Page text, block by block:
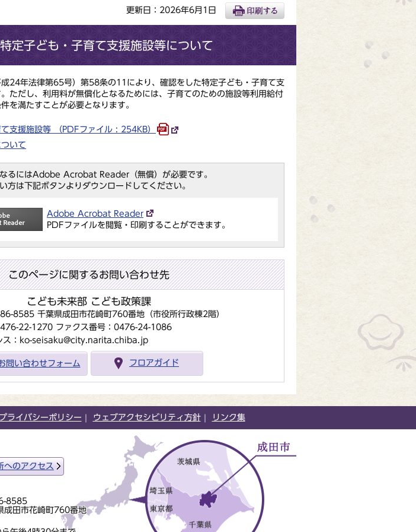
更新日：2026年6月1日
定子ども・子育て支援施設等について
24年法律第65号）第58条の11により、確認をした特定子ども・子育て支
ただし、利用料が無償化となるためには、子育てのための施設等利用給付
を満たすことが必要となります。
支援施設等 （PDFファイル : 254KB）
いて
るにはAdobe Acrobat Reader（無償）が必要です。
方は下記ボタンよりダウンロードしてください。
Adobe Acrobat Reader
PDFファイルを閲覧・印刷することができます。
このページに関するお問い合わせ先
こども未来部 こども政策課
8585 千葉県成田市花崎町760番地（市役所行政棟2階）
22-1270 ファクス番号：0476-24-1086
ス：ko-seisaku@city.narita.chiba.jp
問い合わせフォーム フロアガイド
プライバシーポリシー ウェブアクセシビリティ方針 リンク集
へのアクセス
8585
成田市花崎町760番地